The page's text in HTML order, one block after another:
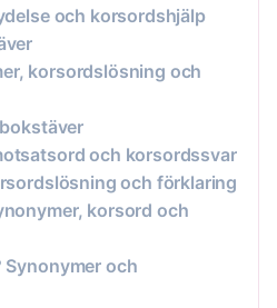
och korsordshjälp
korsordslösning och
och korsordssvar
och förklaring
korsord och
och